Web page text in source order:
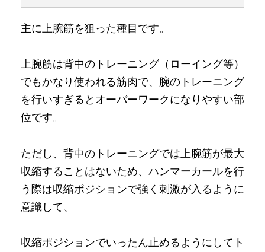
主に上腕筋を狙った種目です。
上腕筋は背中のトレーニング（ローイング等）
でもかなり使われる筋肉で、腕のトレーニング
を行いすぎるとオーバーワークになりやすい部
位です。
ただし、背中のトレーニングでは上腕筋が最大
収縮することはないため、ハンマーカールを行
う際は収縮ポジションで強く刺激が入るように
意識して、
収縮ポジションでいったん止めるようにしてト